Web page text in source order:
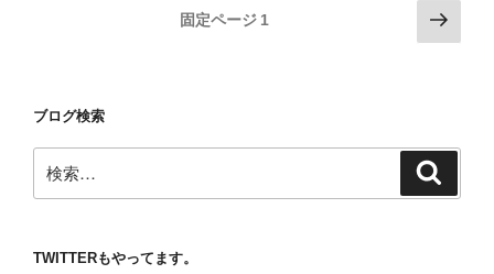
ペ
ジ
送
固定ページ 1
次
の
ブログ検索
索:
TWITTERもやってます。